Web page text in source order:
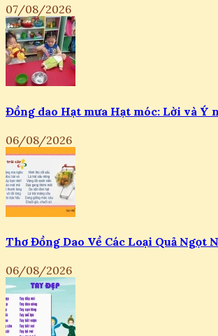
07/08/2026
Đồng dao Hạt mưa Hạt móc: Lời và Ý
06/08/2026
Thơ Đồng Dao Về Các Loại Quả Ngọt
06/08/2026